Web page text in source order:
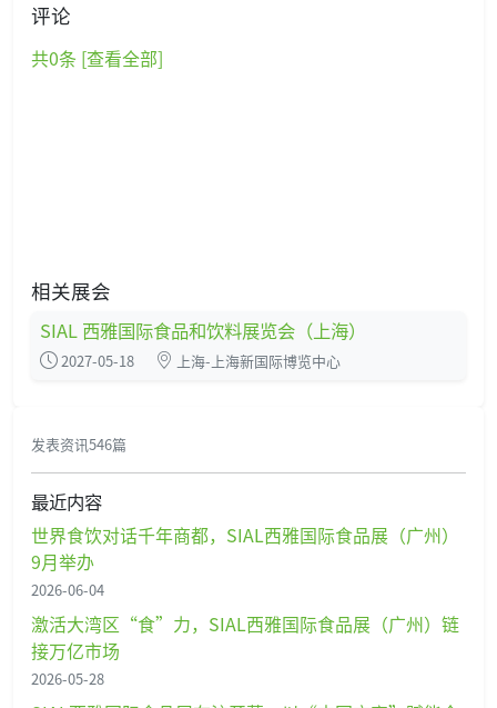
评论
共0条 [查看全部]
相关展会
SIAL 西雅国际食品和饮料展览会（上海）
2027-05-18 上海-上海新国际博览中心
发表资讯546篇
最近内容
世界食饮对话千年商都，SIAL西雅国际食品展（广州）
9月举办
2026-06-04
激活大湾区“食”力，SIAL西雅国际食品展（广州）链
接万亿市场
2026-05-28